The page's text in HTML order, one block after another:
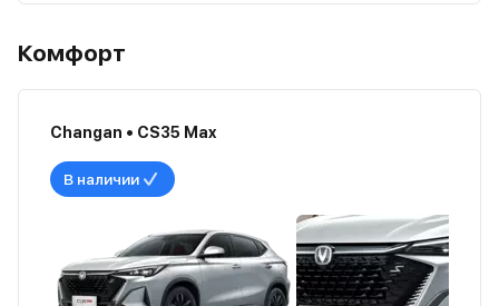
Комфорт
Changan • CS35 Max
В наличии